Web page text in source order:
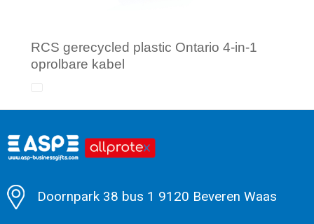
RCS gerecycled plastic Ontario 4-in-1
oprolbare kabel
Minimale afname: 1
Doornpark 38 bus 1 9120 Beveren Waas